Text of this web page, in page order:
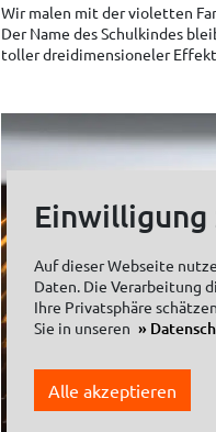
Wir malen mit der violetten
Der Name des Schulkindes
toller dreidimensioneler Effekt.
Einwilligung
Auf dieser Webseite
Daten. Die Verarbeitung
Ihre Privatsphäre
Sie in unseren
Alle akzeptieren